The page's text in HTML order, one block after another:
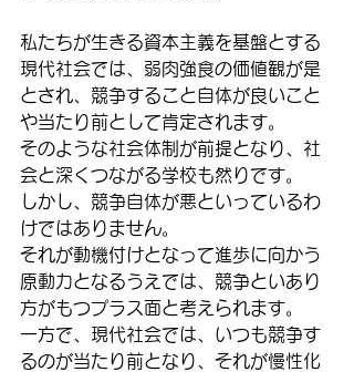
私たちが生きる資本主義を基盤とする
現代社会では、弱肉強食の価値観が是
とされ、競争すること自体が良いこと
や当たり前として肯定されます。
そのような社会体制が前提となり、社
会と深くつながる学校も然りです。
しかし、競争自体が悪といっているわ
けではありません。
それが動機付けとなって進歩に向かう
原動力となるうえでは、競争といあり
方がもつプラス面と考えられます。
一方で、現代社会では、いつも競争す
るのが当たり前となり、それが慢性化